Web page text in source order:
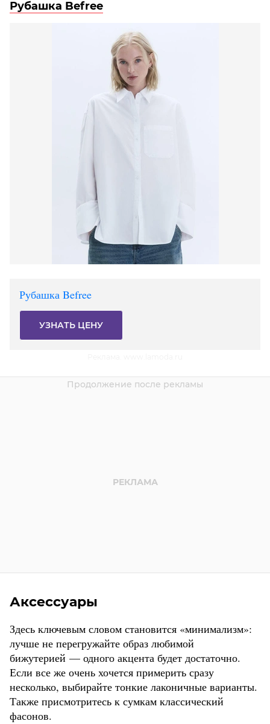
Рубашка Befree
Рубашка Befree
УЗНАТЬ ЦЕНУ
Аксессуары
Здесь ключевым словом становится «минимализм»:
лучше не перегружайте образ любимой
бижутерией — одного акцента будет достаточно.
Если все же очень хочется примерить сразу
несколько, выбирайте тонкие лаконичные варианты.
Также присмотритесь к сумкам классический
фасонов.